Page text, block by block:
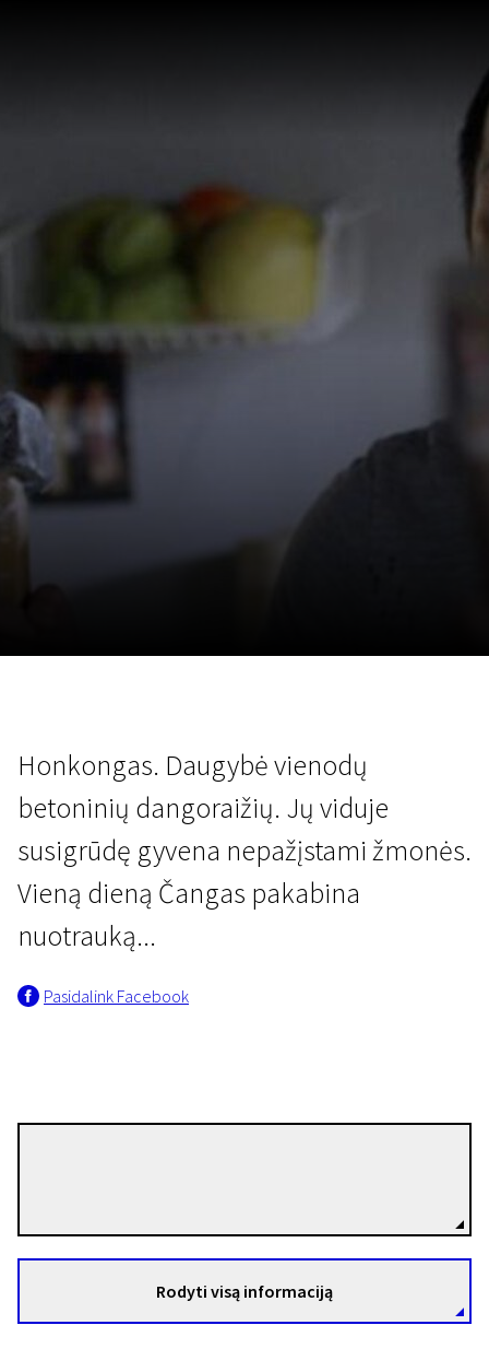
8 min. | N/A
Honkongas. Daugybė vienodų
betoninių dangoraižių. Jų viduje
susigrūdę gyvena nepažįstami žmonės.
Vieną dieną Čangas pakabina
nuotrauką...
Pasidalink Facebook
Rodyti visą informaciją